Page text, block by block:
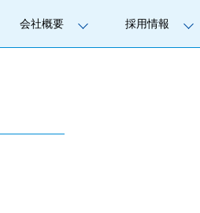
会社概要 採用情報